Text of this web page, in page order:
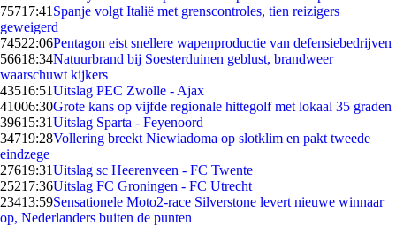
75717:41 Spanje volgt Italië met grenscontroles, tien reizigers
geweigerd
74522:06Pentagon eist snellere wapenproductie van defensiebedrijven
56618:34Natuurbrand bij Soesterduinen geblust, brandweer
waarschuwt kijkers
43516:51Uitslag PEC Zwolle - Ajax
41006:30Grote kans op vijfde regionale hittegolf met lokaal 35 graden
39615:31Uitslag Sparta - Feyenoord
34719:28Vollering breekt Niewiadoma op slotklim en pakt tweede
eindzege
27619:31Uitslag sc Heerenveen - FC Twente
25217:36Uitslag FC Groningen - FC Utrecht
23413:59Sensationele Moto2-race Silverstone levert nieuwe winnaar
op, Nederlanders buiten de punten